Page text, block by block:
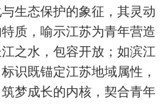
生态保护的象征，其灵动
质，喻示江苏为青年营造
之水，包容开放；如滨江
识既锚定江苏地域属性，
梦成长的内核，契合青年